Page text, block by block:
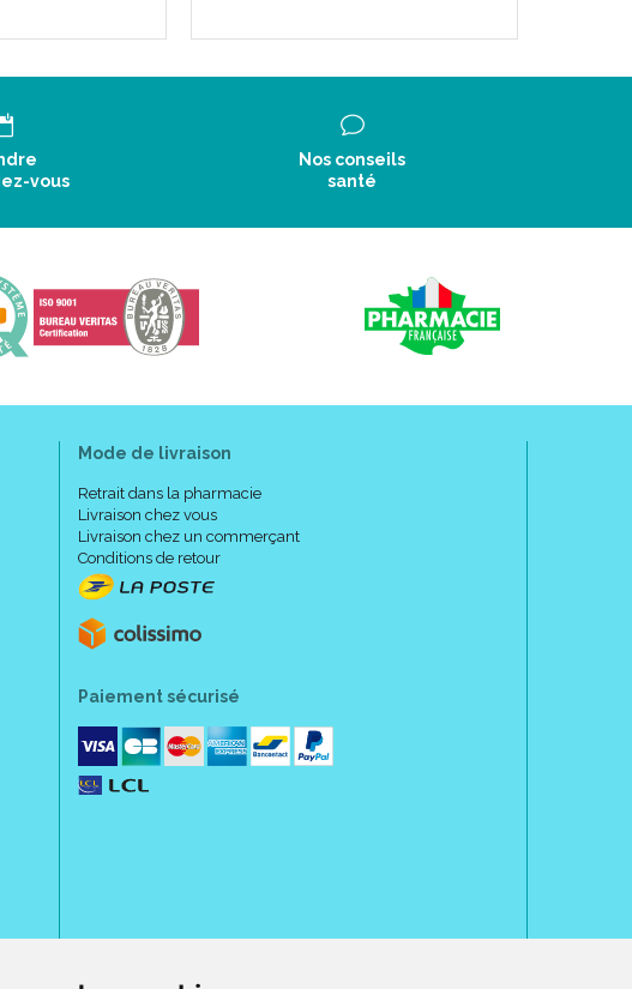
vous
Nos conseils
santé
Mode de livraison
Retrait dans la pharmacie
Livraison chez vous
Livraison chez un commerçant
Conditions de retour
Paiement sécurisé